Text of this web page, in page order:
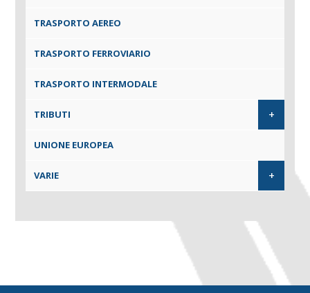
TRASPORTO AEREO
TRASPORTO FERROVIARIO
TRASPORTO INTERMODALE
TRIBUTI +
UNIONE EUROPEA
VARIE +